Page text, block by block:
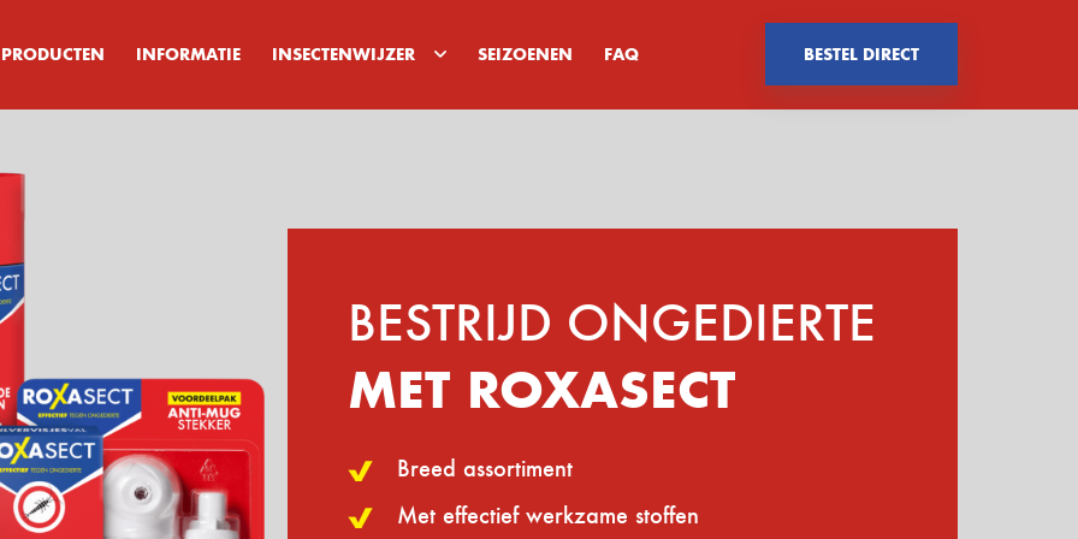
PRODUCTEN INFORMATIE INSECTENWIJZER SEIZOENEN FAQ BESTEL DIRECT
BESTRIJD ONGEDIERTE
MET ROXASECT
Breed assortiment
Met effectief werkzame stoffen